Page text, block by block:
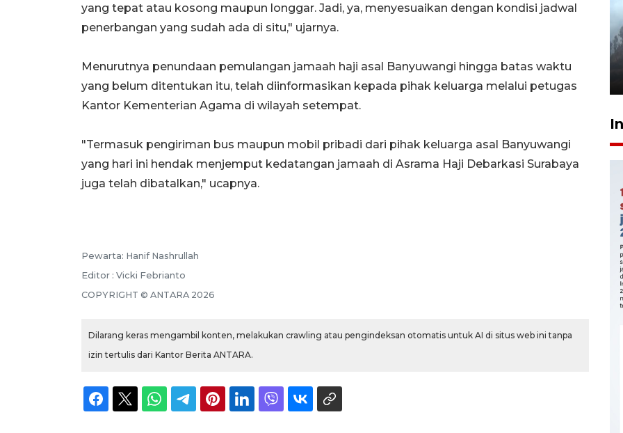
yang tepat atau kosong maupun longgar. Jadi, ya, menyesuaikan dengan kondisi jadwal
penerbangan yang sudah ada di situ," ujarnya.
Menurutnya penundaan pemulangan jamaah haji asal Banyuwangi hingga batas waktu
yang belum ditentukan itu, telah diinformasikan kepada pihak keluarga melalui petugas
Kantor Kementerian Agama di wilayah setempat.
"Termasuk pengiriman bus maupun mobil pribadi dari pihak keluarga asal Banyuwangi
yang hari ini hendak menjemput kedatangan jamaah di Asrama Haji Debarkasi Surabaya
juga telah dibatalkan," ucapnya.
Pewarta: Hanif Nashrullah
Editor : Vicki Febrianto
COPYRIGHT © ANTARA 2026
Dilarang keras mengambil konten, melakukan crawling atau pengindeksan otomatis untuk AI di situs web ini tanpa
izin tertulis dari Kantor Berita ANTARA.
kebakaran Bromo
6 Agustus 2026 18:23